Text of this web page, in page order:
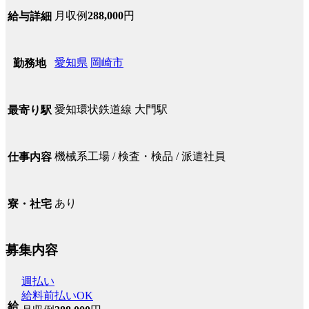
給与詳細 月収例288,000円
勤務地 愛知県 岡崎市
最寄り駅 愛知環状鉄道線 大門駅
仕事内容 機械系工場 / 検査・検品 / 派遣社員
寮・社宅 あり
募集内容
給
週払い
給料前払いOK